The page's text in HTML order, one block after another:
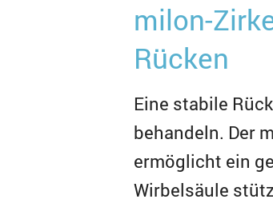
milon-
Rücken
Eine stabile
behandeln. Der
ermöglicht ein
Wirbelsäule